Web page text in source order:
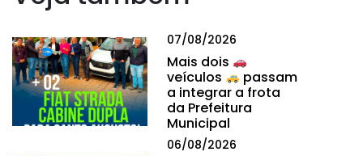
07/08/2026
Mais dois
veículos
passam
a integrar a frota
da Prefeitura
Municipal
06/08/2026